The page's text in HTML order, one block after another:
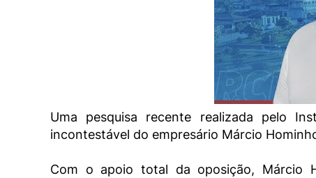
Uma pesquisa recente realizada pelo
incontestável do empresário Márcio
Com o apoio total da oposição, Márcio